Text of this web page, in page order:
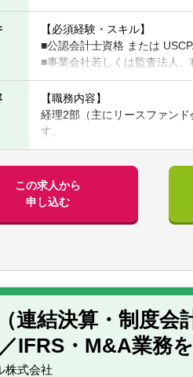
【必須経験・スキル】
■公認会計士資格 または
■事業会社若しくは監査法人
上）
■法人税・消費税等に関する税
■チームの成長を導くマネジ
■業務・事務処理に関してシ
経験
■金融商品取引法の開示業務経
■チーム全体を牽引し、変化
■改善提案を行い、組織の成長
■協調性がありコミュニケー
【職務内容】
経理2部（主にリースファン
す。
【具体的には】
■本型オペレーティング・リー
みならず、会社設立から投資
です。
■リースファンド会計を担当
通じて組織の成長に直接貢献で
■ＳＰＣ会計や信託会計など幅
とができます。
この求人から
申し込む
（連結決算・制度
IFRS・M&A業務
株式会社